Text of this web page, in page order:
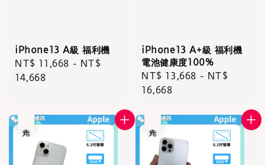
iPhone13 A級 福利機
Regular
price
NT$ 11,668 - NT$
14,668
iPhone13 A+級 福利機
電池健康度100%
Regular
price
NT$ 13,668 - NT$
16,668